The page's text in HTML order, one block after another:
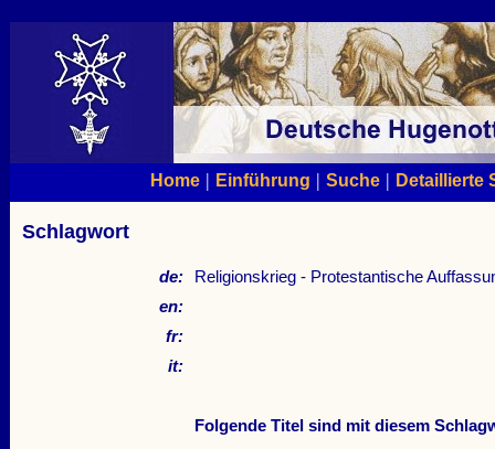
Home| Einführung | Suche| Detaillierte
Schlagwort
de:
Religionskrieg - Protestantische
en:
fr:
it:
Folgende Titel sind mit diesem